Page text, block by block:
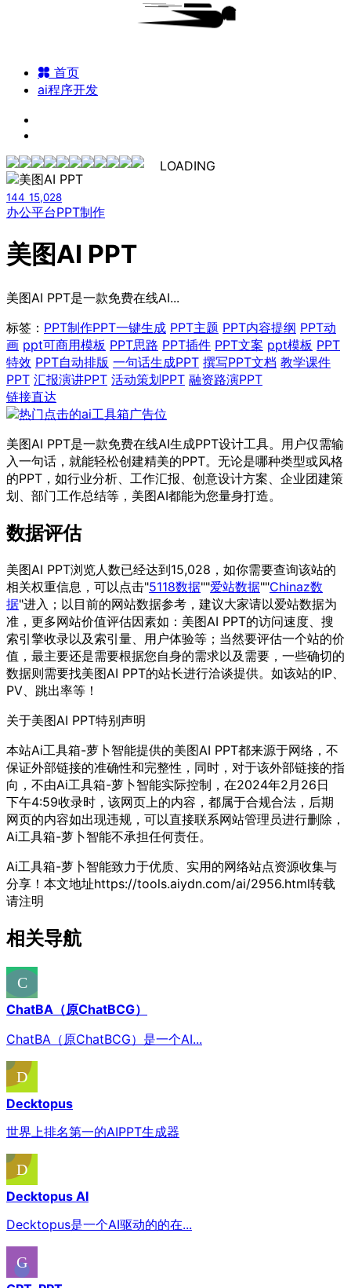
LOADING
首页
ai程序开发
144 15,028
办公平台PPT制作
美图AI PPT
美图AI PPT是一款免费在线AI...
标签： PPT制作PPT一键生成 PPT主题 PPT内容提纲 PPT动
画 ppt可商用模板 PPT思路 PPT插件 PPT文案 ppt模板 PPT
特效 PPT自动排版 一句话生成PPT 撰写PPT文档 教学课件
PPT 汇报演讲PPT 活动策划PPT 融资路演PPT
链接直达
美图AI PPT是一款免费在线AI生成PPT设计工具。用户仅需输
入一句话，就能轻松创建精美的PPT。无论是哪种类型或风格
的PPT，如行业分析、工作汇报、创意设计方案、企业团建策
划、部门工作总结等，美图AI都能为您量身打造。
数据评估
美图AI PPT浏览人数已经达到15,028，如你需要查询该站的
相关权重信息，可以点击"5118数据""爱站数据""Chinaz数
据"进入；以目前的网站数据参考，建议大家请以爱站数据为
准，更多网站价值评估因素如：美图AI PPT的访问速度、搜
索引擎收录以及索引量、用户体验等；当然要评估一个站的价
值，最主要还是需要根据您自身的需求以及需要，一些确切的
数据则需要找美图AI PPT的站长进行洽谈提供。如该站的IP、
PV、跳出率等！
关于美图AI PPT特别声明
本站Ai工具箱-萝卜智能提供的美图AI PPT都来源于网络，不
保证外部链接的准确性和完整性，同时，对于该外部链接的指
向，不由Ai工具箱-萝卜智能实际控制，在2024年2月26日
下午4:59收录时，该网页上的内容，都属于合规合法，后期
网页的内容如出现违规，可以直接联系网站管理员进行删除，
Ai工具箱-萝卜智能不承担任何责任。
Ai工具箱-萝卜智能致力于优质、实用的网络站点资源收集与
分享！ 本文地址https://tools.aiydn.com/ai/2956.html转载
请注明
相关导航
ChatBA（原ChatBCG）
ChatBA（原ChatBCG）是一个AI...
Decktopus
世界上排名第一的AIPPT生成器
Decktopus AI
Decktopus是一个AI驱动的的在...